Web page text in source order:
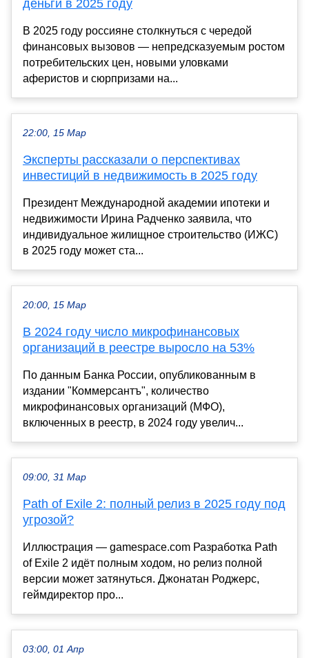
деньги в 2025 году
В 2025 году россияне столкнуться с чередой
финансовых вызовов — непредсказуемым ростом
потребительских цен, новыми уловками
аферистов и сюрпризами на...
22:00, 15 Мар
Эксперты рассказали о перспективах
инвестиций в недвижимость в 2025 году
Президент Международной академии ипотеки и
недвижимости Ирина Радченко заявила, что
индивидуальное жилищное строительство (ИЖС)
в 2025 году может ста...
20:00, 15 Мар
В 2024 году число микрофинансовых
организаций в реестре выросло на 53%
По данным Банка России, опубликованным в
издании "Коммерсантъ", количество
микрофинансовых организаций (МФО),
включенных в реестр, в 2024 году увелич...
09:00, 31 Мар
Path of Exile 2: полный релиз в 2025 году под
угрозой?
Иллюстрация — gamespace.com Разработка Path
of Exile 2 идёт полным ходом, но релиз полной
версии может затянуться. Джонатан Роджерс,
геймдиректор про...
03:00, 01 Апр